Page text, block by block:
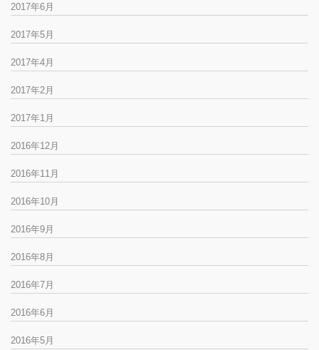
2017年6月
2017年5月
2017年4月
2017年2月
2017年1月
2016年12月
2016年11月
2016年10月
2016年9月
2016年8月
2016年7月
2016年6月
2016年5月